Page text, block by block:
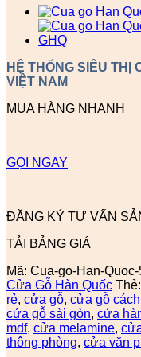
HỆ THỐNG SIÊU THỊ
VIỆT NAM
MUA HÀNG NHANH
GỌI NGAY
ĐĂNG KÝ TƯ VẤN
TẢI BẢNG GIÁ
Mã: Cua-go-Han-
Cửa Gỗ Hàn Quốc Thẻ:
rẻ, cửa gỗ, cửa gỗ
cửa gỗ sài gòn, cửa
mdf, cửa melamine,
thông phòng, cửa văn